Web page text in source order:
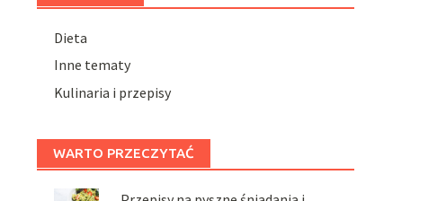
Dieta
Inne tematy
Kulinaria i przepisy
WARTO PRZECZYTAĆ